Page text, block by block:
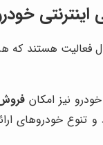
فعالیت هستند که
نیز امکان
خودروهای